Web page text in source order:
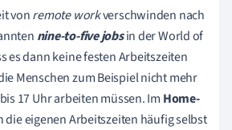
vonremote workverschwinden nach
nine-to-five jobsin der World of
es dann keine festen Arbeitszeiten
Menschen zum Beispiel nicht mehr
17 Uhr arbeiten müssen. Im Home-
die eigenen Arbeitszeiten häufig selbst